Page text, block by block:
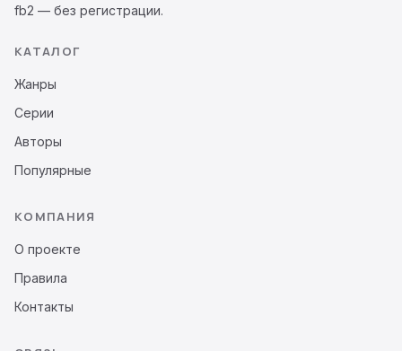
fb2 — без регистрации.
КАТАЛОГ
Жанры
Серии
Авторы
Популярные
КОМПАНИЯ
О проекте
Правила
Контакты